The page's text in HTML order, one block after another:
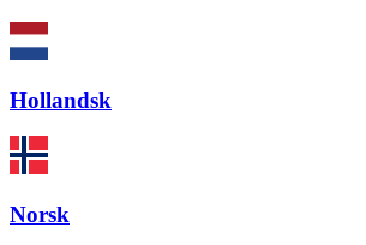
Hollandsk
Norsk